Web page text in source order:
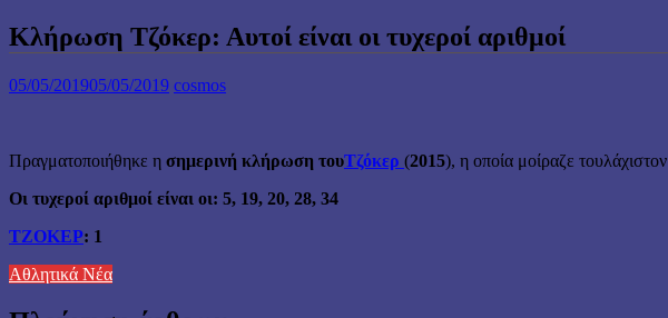
Κλήρωση Τζόκερ: Αυτοί είναι οι τυχεροί αριθμοί
05/05/201905/05/2019 cosmos
Πραγματοποιήθηκε η σημερινή κλήρωση τουΤζόκερ (2015), η οποία μοίραζε τουλάχιστον
Οι τυχεροί αριθμοί είναι οι: 5, 19, 20, 28, 34
ΤΖΟΚΕΡ: 1
Αθλητικά Νέα